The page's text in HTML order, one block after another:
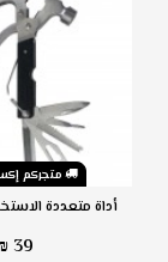
متجركم
أداة متعددة
39 ₪